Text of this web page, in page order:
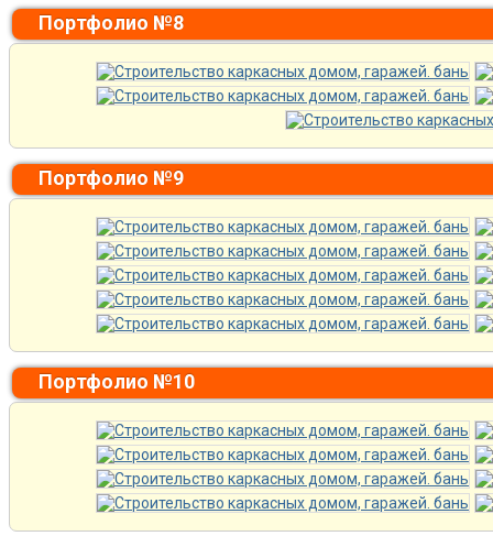
Портфолио №8
Портфолио №9
Портфолио №10